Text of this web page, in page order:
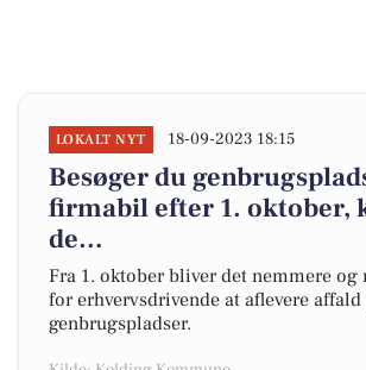
LOKALT NYT 18-09-2023 18:15
Besøger du
firmabil efter 1. oktober,
de…
Fra 1. oktober bliver det nemmere og
for erhvervsdrivende at aflevere affald
genbrugspladser.